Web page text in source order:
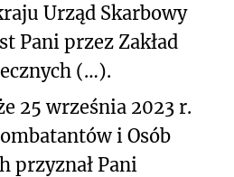
Urząd Skarbowy
Pani przez Zakład
(…).
25 września 2023 r.
i Osób
przyznał Pani